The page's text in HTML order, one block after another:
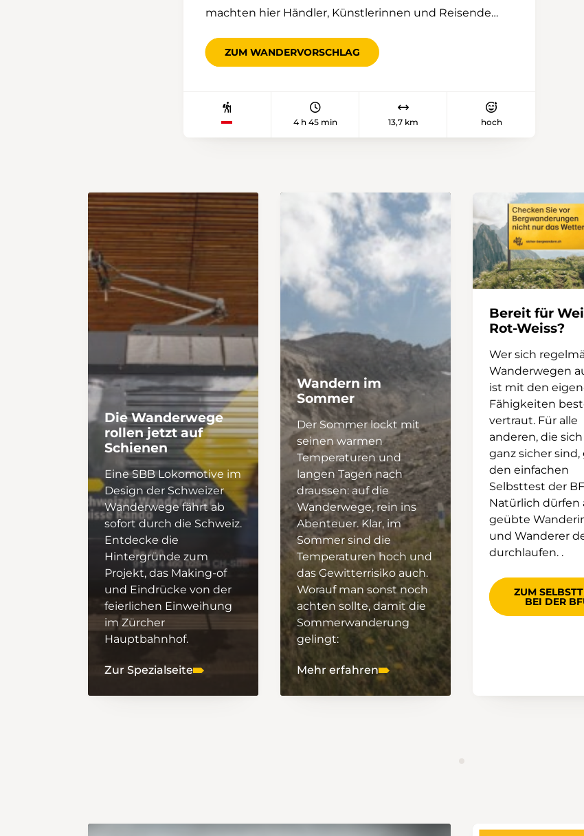
machten hier Händler, Künstlerinnen und Reisende
Auch heute noch prägen Patrizierhäuser, alte
Lagerhäuser und die reformierte Barockkirche das
Kehren durch den schattigen Fugschtwald. Immer
wieder öffnet sich der weite Blick ins Rheinwaldtal.
eindrucksvolle, steinige Landschaft, bis man schliesslich
nach insgesamt 2 Stunden 40 Minuten das
Hochplateau mit den Surettaseen erreicht. Am oberen
See wartet eine stille Bergidylle. Hier steht eine kleine,
unbewirtete Seehütte, die für Übernachtungen
gebucht werden kann. Sitzgelegenheiten laden zur
Rast ein, und wer Lust hat, wagt eine Fahrt mit dem
Ruderboot. An klaren Tagen spiegeln sich die
umliegenden Gipfel vom Seehorn bis zum Surettahorn
in der Wasseroberfläche. Hat man wieder Kraft getankt,
beginnt der Abstieg. Die ersten 200 Höhenmeter legt
man auf demselben Weg zurück, danach zweigt die
Route Richtung Isabrüggli ab. Dort erreicht man die
Splügenpassstrasse mit Bushaltestelle. Auf der anderen
Strassenseite führt der Weg über Bodmastafel weiter
und folgt der historischen Transitroute, der ViaSpluga,
begleitet vom Rauschen des Hüscherabachs, zurück
nach Splügen. Wer unterwegs nochmals Energie
tanken möchte, kann dies bei der Alp Danatz tun, wo
selbstgemachter Bergkäse und erfrischende Getränke
im Selbstbedienungs-Kühlschrank bereitstehen.
ZUM WANDERVORSCHLAG
4 h 45 min 13,7 km hoch
Die Wanderwege
rollen jetzt auf
Schienen
Eine SBB Lokomotive im
Design der Schweizer
Wanderwege fährt ab
sofort durch die Schweiz.
Entdecke die
Hintergründe zum
Projekt, das Making-of
und Eindrücke von der
feierlichen Einweihung
im Zürcher
Hauptbahnhof.
Zur Spezialseite
Wandern im
Sommer
Der Sommer lockt mit
seinen warmen
Temperaturen und
langen Tagen nach
draussen: auf die
Wanderwege, rein ins
Abenteuer. Klar, im
Sommer sind die
Temperaturen hoch und
das Gewitterrisiko auch.
Worauf man sonst noch
achten sollte, damit die
Sommerwanderung
gelingt:
Mehr erfahren
Bereit für
Rot-Weiss?
Wer sich
Wanderwegen
ist mit den
Fähigkeiten
vertraut. Für alle
anderen, die
ganz sicher sind,
den einfachen
Selbsttest der
Natürlich dürfen
geübte
und Wanderer
durchlaufen. .
ZUM
BEI DER